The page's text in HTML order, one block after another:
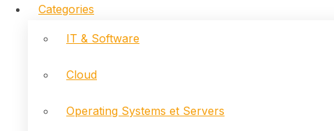
Categories
IT & Software
Cloud
Operating Systems et Servers